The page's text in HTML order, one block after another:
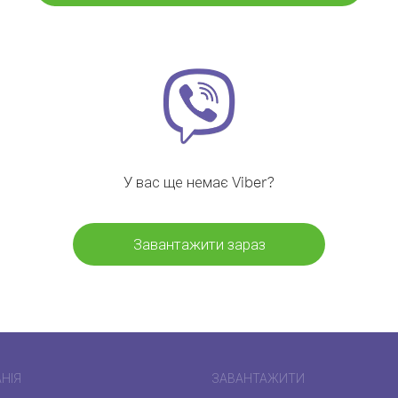
У вас ще немає Viber?
Завантажити зараз
ЗАВАНТАЖИТИ